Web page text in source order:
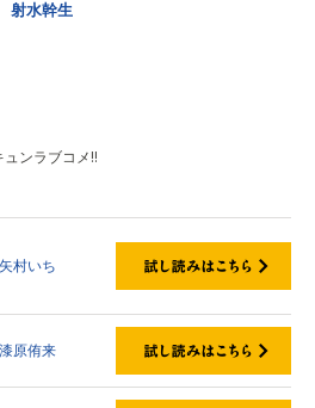
射水幹生
ンラブコメ!!
矢村いち
漆原侑来